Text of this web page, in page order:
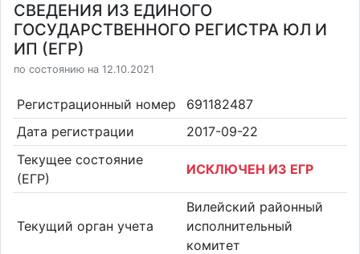
СВЕДЕНИЯ ИЗ ЕДИНОГО
ГОСУДАРСТВЕННОГО РЕГИСТРА ЮЛ И
ИП (ЕГР)
по состоянию на 12.10.2021
Регистрационный номер
691182487
Дата регистрации
2017-09-22
Текущее состояние
(ЕГР)
ИСКЛЮЧЕН ИЗ ЕГР
Текущий орган учета
Вилейский районный
исполнительный
комитет